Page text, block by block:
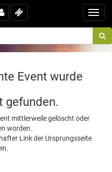
Event wurde
gefunden.
mittlerweile gelöscht oder
worden.
Link der Ursprungsseite